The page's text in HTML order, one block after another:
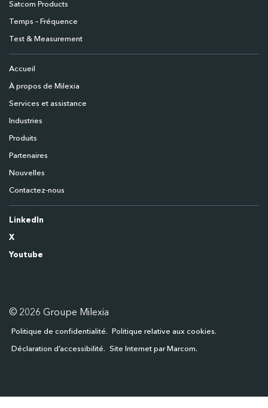
Satcom Products
Temps – Fréquence
Test & Measurement
Accueil
À propos de Milexia
Services et assistance
Industries
Produits
Partenaires
Nouvelles
Contactez-nous
LinkedIn
X
Youtube
© 2026 Groupe Milexia
Politique de confidentialité Politique relative aux cookies
Déclaration d’accessibilité Site Internet par Marcom